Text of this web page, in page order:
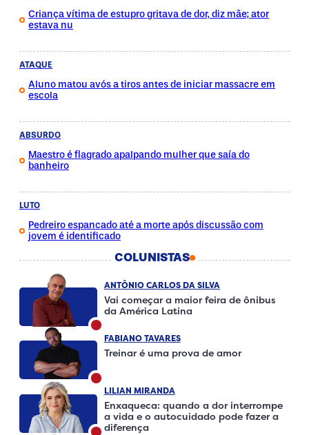
Criança vítima de estupro gritava de dor, diz mãe; ator
estava nu
ATAQUE
Aluno matou avós a tiros antes de iniciar massacre em
escola
ABSURDO
Maestro é flagrado apalpando mulher que saía do
banheiro
LUTO
Pedreiro espancado até a morte após discussão com
jovem é identificado
COLUNISTAS
ANTÔNIO CARLOS DA SILVA
Vai começar a maior feira de ônibus
da América Latina
FABIANO TAVARES
Treinar é uma prova de amor
LILIAN MIRANDA
Enxaqueca: quando a dor interrompe
a vida e o autocuidado pode fazer a
diferença